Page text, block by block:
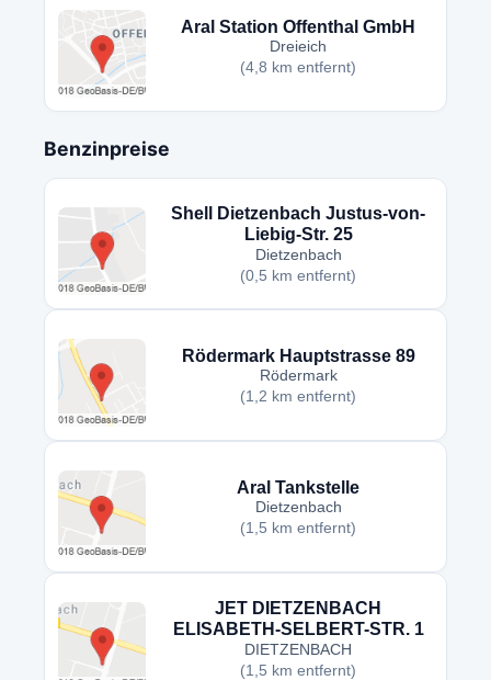
Aral Station Offenthal GmbH
Dreieich
(4,8 km entfernt)
Benzinpreise
Shell Dietzenbach Justus-von-
Liebig-Str. 25
Dietzenbach
(0,5 km entfernt)
Rödermark Hauptstrasse 89
Rödermark
(1,2 km entfernt)
Aral Tankstelle
Dietzenbach
(1,5 km entfernt)
JET DIETZENBACH
ELISABETH-SELBERT-STR. 1
DIETZENBACH
(1,5 km entfernt)